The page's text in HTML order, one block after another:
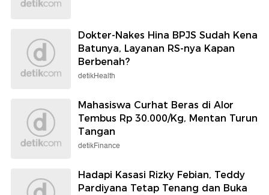
Dokter-Nakes Hina BPJS Sudah Kena
Batunya, Layanan RS-nya Kapan
Berbenah?
detikHealth
Mahasiswa Curhat Beras di Alor
Tembus Rp 30.000/Kg, Mentan Turun
Tangan
detikFinance
Hadapi Kasasi Rizky Febian, Teddy
Pardiyana Tetap Tenang dan Buka